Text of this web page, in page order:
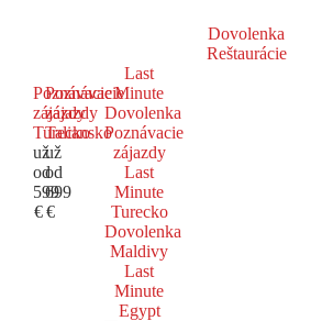
Dovolenka
Reštaurácie
Poznávacie
zájazdy
Turecko
už
od
599
€
Poznávacie
zájazdy
Taliansko
už
od
699
€
Last
Minute
Dovolenka
Poznávacie
zájazdy
Last
Minute
Turecko
Dovolenka
Maldivy
Last
Minute
Egypt